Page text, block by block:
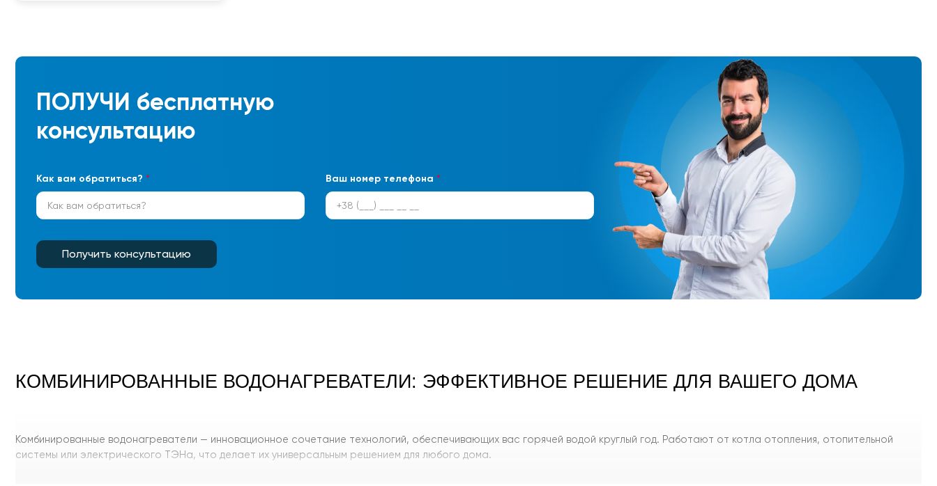
ПОЛУЧИ бесплатную
консультацию
Как вам обратиться? * Ваш номер телефона *
Получить консультацию
КОМБИНИРОВАННЫЕ ВОДОНАГРЕВАТЕЛИ: ЭФФЕКТИВНОЕ РЕШЕНИЕ ДЛЯ ВАШЕГО ДОМА
Комбинированные водонагреватели — инновационное сочетание технологий, обеспечивающих вас горячей водой круглый год. Работают от котла отопления, отопительной
системы или электрического ТЭНа, что делает их универсальным решением для любого дома.